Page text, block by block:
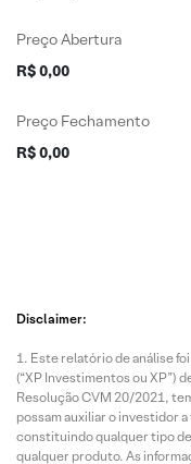
Preço Abertura
R$ 0,00
Preço Fechamento
R$ 0,00
Disclaimer:
Este relatório de análise
(“XP Investimentos ou XP”)
Resolução CVM 20/2021,
possam auxiliar o investidor
constituindo qualquer tipo
qualquer produto. As